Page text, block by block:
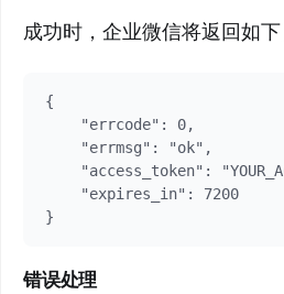
成功时，企业微信将返回如下
{
    "errcode": 0,
    "errmsg": "ok",
"access_token":
    "expires_in": 7200
}
错误处理